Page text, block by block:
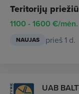
Teritorijų
1100 - 1600 €/
NAUJAS prieš 1 d.
UAB